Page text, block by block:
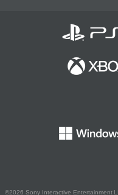
©2026 Sony Interactive Entertainment